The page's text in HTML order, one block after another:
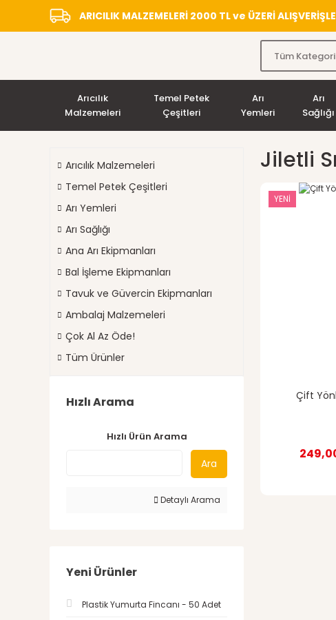
ARICILIK MALZEMELERİ 2000 TL ve ÜZERİ
Arıcılık
Malzemeleri
Temel Petek
Çeşitleri
Arı
Yemleri
Arı
Sağlığı
Arıcılık Malzemeleri
Temel Petek Çeşitleri
Arı Yemleri
Arı Sağlığı
Ana Arı Ekipmanları
Bal İşleme Ekipmanları
Tavuk ve Güvercin Ekipmanları
Ambalaj Malzemeleri
Çok Al Az Öde!
Tüm Ürünler
Hızlı Arama
Hızlı Ürün Arama
Ara
Detaylı Arama
Yeni Ürünler
Plastik Yumurta Fincanı - 50 Adet
Jiletli
YENİ
Çift